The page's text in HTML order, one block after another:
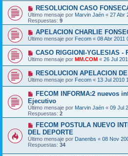
RESOLUCION CASO
Último mensaje por Marvin Jaén « 27 Abr
Respuestas: 9
APELACION CHARLIE
Último mensaje por Fecom « 08 Abr 2011
CASO RIGGIONI-YGLESIAS -
Último mensaje por MM.COM « 26 Jul
RESOLUCION APELACION
Último mensaje por Fecom « 13 Jul 2010
FECOM INFORMA:2 nuevos
Ejecutivo
Último mensaje por Marvin Jaén « 09 Jul
Respuestas: 2
FECOM POSTULA NUEVO
DEL DEPORTE
Último mensaje por Danenbs « 08 Nov
Respuestas: 34